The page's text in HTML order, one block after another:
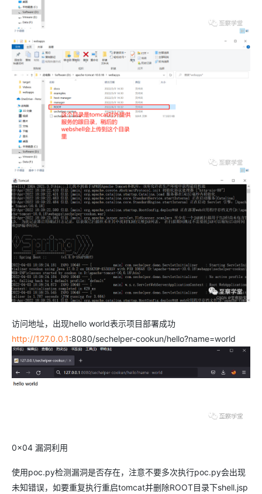
访问地址，出现hello world表示项目部署成功
http://127.0.0.1:8080/sechelper-cookun/hello?name=world
0x04 漏洞利用
使用poc.py检测漏洞是否存在，注意不要多次执行poc.py会出现
未知错误，如要重复执行重启tomcat并删除ROOT目录下shell.jsp